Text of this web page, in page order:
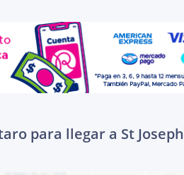
para llegar a St Joseph